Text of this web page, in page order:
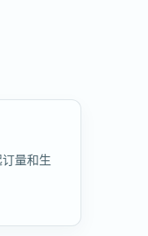
量和生